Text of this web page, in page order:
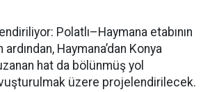
Polatlı–Haymana etabının
ardından, Haymana’dan Konya
hat da bölünmüş yol
üzere projelendirilecek.